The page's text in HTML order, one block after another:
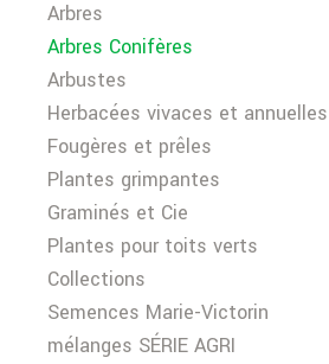
Arbres
Arbres Conifères
Arbustes
Herbacées vivaces et annuelles
Fougères et prêles
Plantes grimpantes
Graminés et Cie
Plantes pour toits verts
Collections
Semences Marie-Victorin
mélanges SÉRIE AGRI